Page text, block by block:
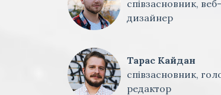
співзасновник,
дизайнер
Тарас Кайдан
співзасновник,
редактор